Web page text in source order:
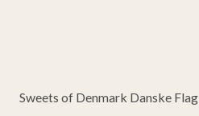
Sweets of Denmark Danske Flag